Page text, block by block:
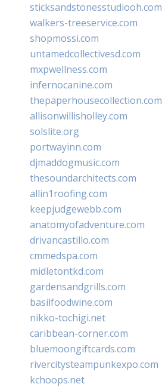
sticksandstonesstudiooh.com
walkers-treeservice.com
shopmossi.com
untamedcollectivesd.com
mxpwellness.com
infernocanine.com
thepaperhousecollection.com
allisonwillisholley.com
solslite.org
portwayinn.com
djmaddogmusic.com
thesoundarchitects.com
allin1roofing.com
keepjudgewebb.com
anatomyofadventure.com
drivancastillo.com
cmmedspa.com
midletontkd.com
gardensandgrills.com
basilfoodwine.com
nikko-tochigi.net
caribbean-corner.com
bluemoongiftcards.com
rivercitysteampunkexpo.com
kchoops.net